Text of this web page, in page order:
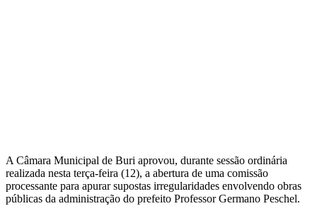
A Câmara Municipal de Buri aprovou, durante sessão ordinária
realizada nesta terça-feira (12), a abertura de uma comissão
processante para apurar supostas irregularidades envolvendo obras
públicas da administração do prefeito Professor Germano Peschel.